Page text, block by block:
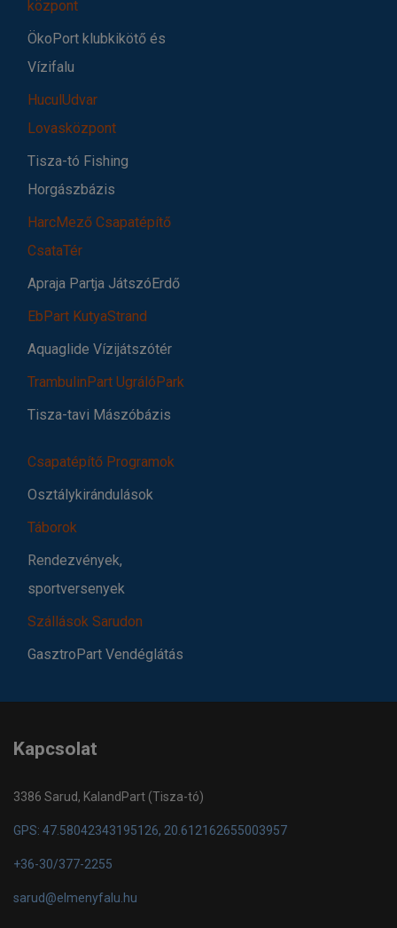
központ
ÖkoPort klubkikötő és
Vízifalu
HuculUdvar
Lovasközpont
Tisza-tó Fishing
Horgászbázis
HarcMező Csapatépítő
CsataTér
Apraja Partja JátszóErdő
EbPart KutyaStrand
Aquaglide Vízijátszótér
TrambulinPart UgrálóPark
Tisza-tavi Mászóbázis
Csapatépítő Programok
Osztálykirándulások
Táborok
Rendezvények,
sportversenyek
Szállások Sarudon
GasztroPart Vendéglátás
Kapcsolat
3386 Sarud, KalandPart (Tisza-tó)
GPS: 47.58042343195126, 20.612162655003957
+36-30/377-2255
sarud@elmenyfalu.hu